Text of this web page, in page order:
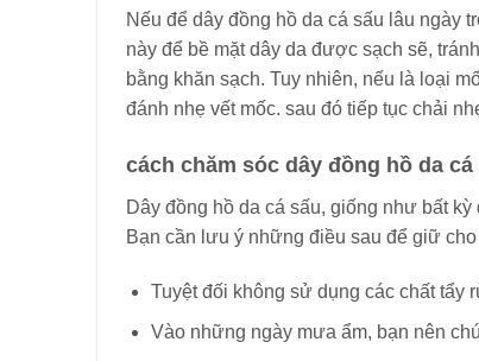
Nếu để dây đồng hồ da cá sấu lâu ngày
này để bề mặt dây da được sạch sẽ,
bằng khăn sạch. Tuy nhiên, nếu là loại
đánh nhẹ vết mốc. sau đó tiếp tục chải
cách chăm sóc dây đồng hồ da cá
Dây đồng hồ da cá sấu, giống như bất
Bạn cần lưu ý những điều sau để giữ
Tuyệt đối không sử dụng các chất tẩy
Vào những ngày mưa ẩm, bạn nên